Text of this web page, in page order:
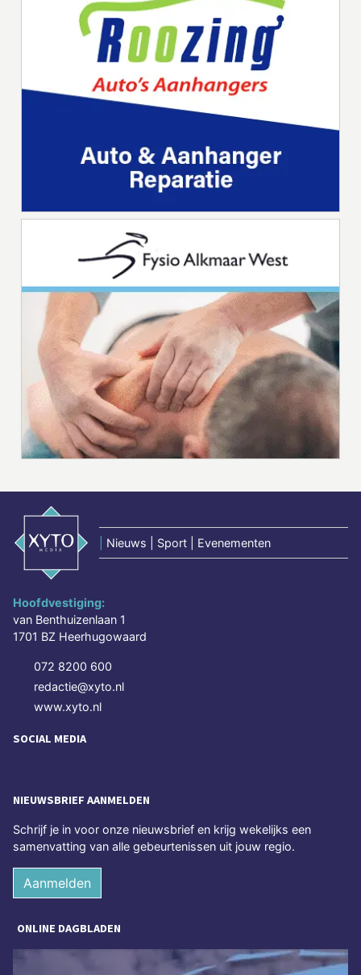
Nieuws | Sport | Evenementen
Hoofdvestiging:
van Benthuizenlaan 1
1701 BZ Heerhugowaard
072 8200 600
redactie@xyto.nl
www.xyto.nl
SOCIAL MEDIA
NIEUWSBRIEF AANMELDEN
Schrijf je in voor onze nieuwsbrief en krijg wekelijks een
samenvatting van alle gebeurtenissen uit jouw regio.
Aanmelden
ONLINE DAGBLADEN